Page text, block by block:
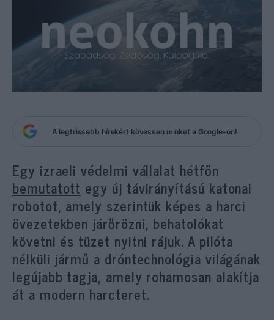
A legfrissebb hírekért kövessen minket a Google-ön!
Egy izraeli védelmi vállalat hétfőn
bemutatott egy új távirányítású katonai
robotot, amely szerintük képes a harci
övezetekben járőrözni, behatolókat
követni és tüzet nyitni rájuk. A pilóta
nélküli jármű a dróntechnológia világának
legújabb tagja, amely rohamosan alakítja
át a modern harcteret.